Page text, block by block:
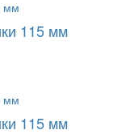
115 мм
115 мм